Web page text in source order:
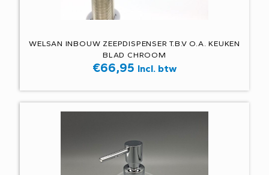
WELSAN INBOUW ZEEPDISPENSER T.B.V O.A. KEUKEN
BLAD CHROOM
€66,95 Incl. btw